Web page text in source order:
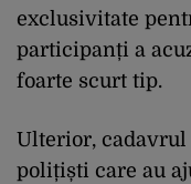
exclusivitate
participanți a
foarte scurt tip.
Ulterior,
polițiști care au